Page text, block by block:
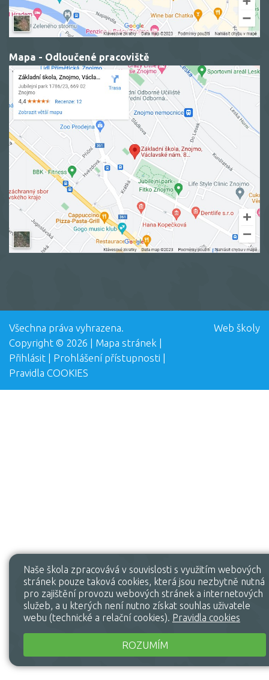
Mapa - Odloučené pracoviště
Všechna práva vyhrazena.
Copyright © 2026 | Mapa stránek
Přihlásit
Prohlášení přístupnosti
Pravidla COOKIES
Web školy
Naše škola zpracovává v souvislosti s využitím webových
stránek pouze taková cookies, která jsou nezbytně nutná
pro zajištění provozu webových stránek a internetových
služeb, a u kterých není nutno získat souhlas uživatele
webu (technické a relační cookies). Pravidla cookies
ROZUMÍM